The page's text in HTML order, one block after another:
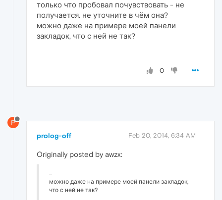
только что пробовал почувствовать - не
получается. не уточните в чём она?
можно даже на примере моей панели
закладок, что с ней не так?
0
P
prolog-off Feb 20, 2014, 6:34 AM
Originally posted by awzx:
...
можно даже на примере моей панели закладок,
что с ней не так?